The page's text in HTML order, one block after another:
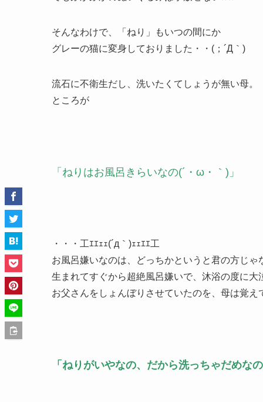
そんなわけで、「ねり」もいつの間にか
グレーの猫に変身しておりました・・(；´Д｀)
流石に不衛生だし、洗いたくてしょうが無い母。
ところが
「ねりはお風呂きらいなの(´・ω・｀)」
・・・工ｴｴｪｪ(´д｀)ｪｪｴｴ工
お風呂嫌いなのは、どっちかというと君の方じゃ
生まれてすぐから超絶風呂嫌いで、沐浴の度に大
お父さんをしょんぼりさせていたのを、母は覚え
「ねりがいやなの、だから洗っちゃだめな